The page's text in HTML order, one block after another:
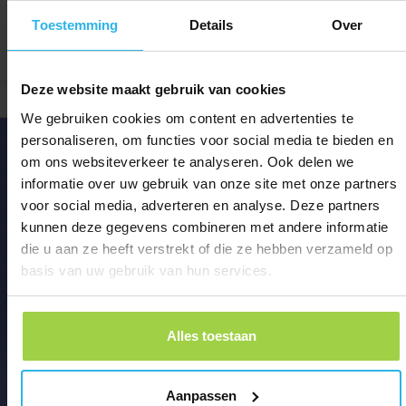
Toestemming Details Over
Deze website maakt gebruik van cookies
We gebruiken cookies om content en advertenties te
personaliseren, om functies voor social media te bieden en
om ons websiteverkeer te analyseren. Ook delen we
informatie over uw gebruik van onze site met onze partners
voor social media, adverteren en analyse. Deze partners
kunnen deze gegevens combineren met andere informatie
die u aan ze heeft verstrekt of die ze hebben verzameld op
basis van uw gebruik van hun services.
Alles toestaan
Aanpassen